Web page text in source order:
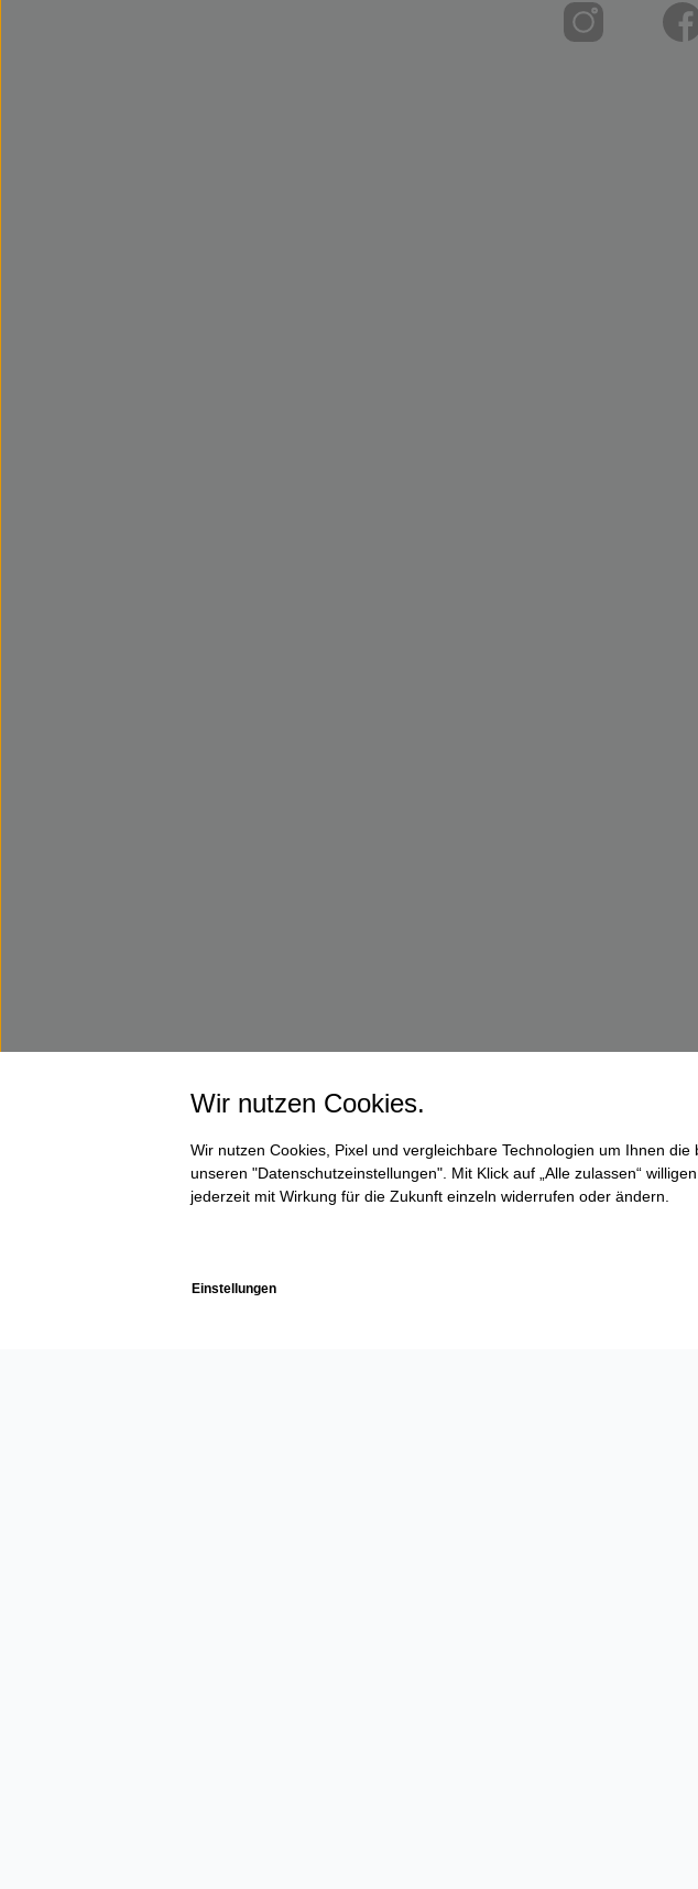
Wir nutzen Cookies.
Wir nutzen Cookies, Pixel und vergleichbare Technologien um Ihnen
unseren "Datenschutzeinstellungen". Mit Klick auf „Alle zulassen“
jederzeit mit Wirkung für die Zukunft einzeln widerrufen oder ändern.
Einstellungen